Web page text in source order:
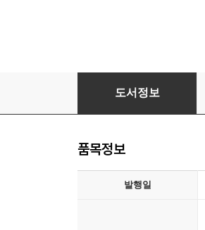
주식으로 떠나는 은퇴 여행
도서정보
품목정보
발행일